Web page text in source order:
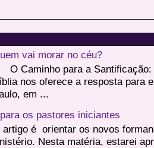
vai morar no céu?
Caminho para a Santificação:
nos oferece a resposta para
em ...
os pastores iniciantes
artigo é orientar os novos
Nesta matéria, estarei